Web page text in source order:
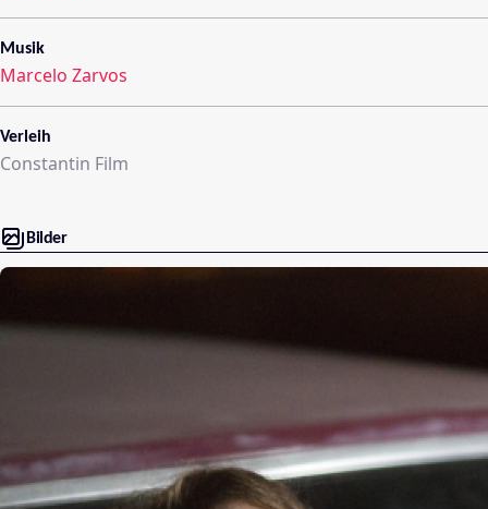
Musik
Marcelo Zarvos
Verleih
Constantin Film
Bilder